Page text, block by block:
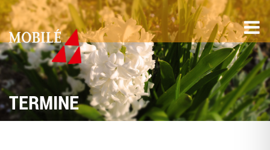
TERMINE